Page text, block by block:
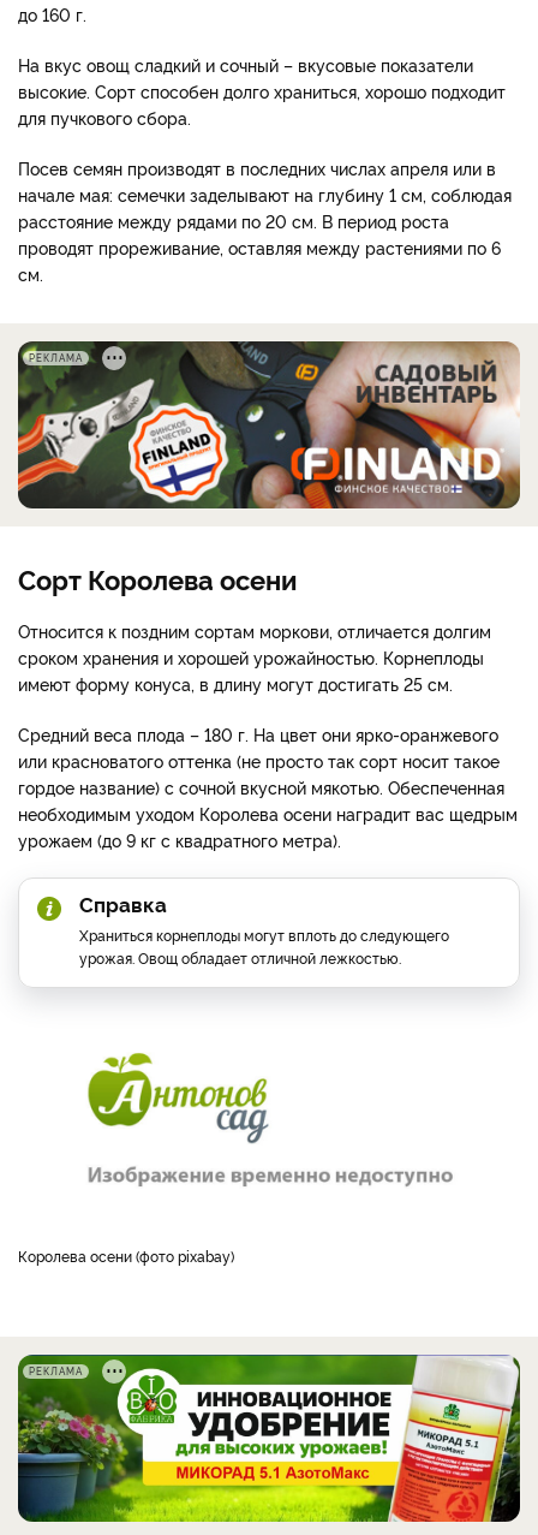
до 160 г.
На вкус овощ сладкий и сочный – вкусовые показатели
высокие. Сорт способен долго храниться, хорошо подходит
для пучкового сбора.
Посев семян производят в последних числах апреля или в
начале мая: семечки заделывают на глубину 1 см, соблюдая
расстояние между рядами по 20 см. В период роста
проводят прореживание, оставляя между растениями по 6
см.
РЕКЛАМА
Сорт Королева осени
Относится к поздним сортам моркови, отличается долгим
сроком хранения и хорошей урожайностью. Корнеплоды
имеют форму конуса, в длину могут достигать 25 см.
Средний веса плода – 180 г. На цвет они ярко-оранжевого
или красноватого оттенка (не просто так сорт носит такое
гордое название) с сочной вкусной мякотью. Обеспеченная
необходимым уходом Королева осени наградит вас щедрым
урожаем (до 9 кг с квадратного метра).
Справка
Храниться корнеплоды могут вплоть до следующего
урожая. Овощ обладает отличной лежкостью.
Королева осени (фото pixabay)
РЕКЛАМА